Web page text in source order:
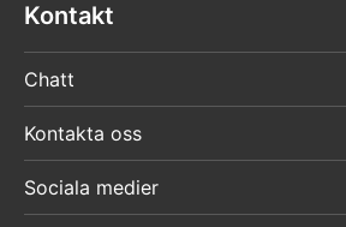
Kontakt
Chatt
Kontakta oss
Sociala medier